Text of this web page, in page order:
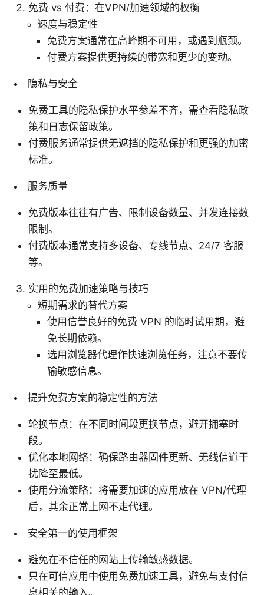
免费 vs 付费：在VPN/加速领域的权衡
速度与稳定性
免费方案通常在高峰期不可用，或遇到瓶颈。
付费方案提供更持续的带宽和更少的变动。
隐私与安全
免费工具的隐私保护水平参差不齐，需查看隐私政
策和日志保留政策。
付费服务通常提供无遮挡的隐私保护和更强的加密
标准。
服务质量
免费版本往往有广告、限制设备数量、并发连接数
限制。
付费版本通常支持多设备、专线节点、24/7 客服
等。
实用的免费加速策略与技巧
短期需求的替代方案
使用信誉良好的免费 VPN 的临时试用期，避
免长期依赖。
选用浏览器代理作快速浏览任务，注意不要传
输敏感信息。
提升免费方案的稳定性的方法
轮换节点：在不同时间段更换节点，避开拥塞时
段。
优化本地网络：确保路由器固件更新、无线信道干
扰降至最低。
使用分流策略：将需要加速的应用放在 VPN/代理
后，其余正常上网不走代理。
安全第一的使用框架
避免在不信任的网站上传输敏感数据。
只在可信应用中使用免费加速工具，避免与支付信
息相关的输入。